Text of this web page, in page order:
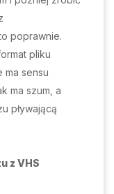
poprawnie.
pliku
ma sensu
ma szum, a
pływającą
z VHS